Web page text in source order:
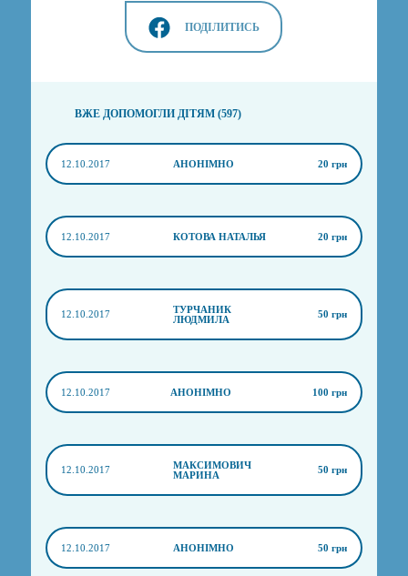
ПОДІЛИТИСЬ
ВЖЕ ДОПОМОГЛИ ДІТЯМ (597)
12.10.2017 АНОНІМНО 20 грн
12.10.2017 КОТОВА НАТАЛЬЯ 20 грн
12.10.2017
ТУРЧАНИК
ЛЮДМИЛА
50 грн
12.10.2017 АНОНІМНО 100 грн
12.10.2017
МАКСИМОВИЧ
МАРИНА
50 грн
12.10.2017 АНОНІМНО 50 грн